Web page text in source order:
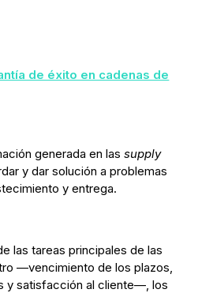
de éxito en cadenas de
generada en lassupply
y dar solución a problemas
y entrega.
las tareas principales de las
—vencimiento de los plazos,
y satisfacción al cliente—, los